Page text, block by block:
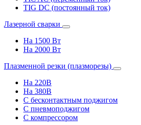
TIG DC (постоянный ток)
Лазерной сварки
На 1500 Вт
На 2000 Вт
Плазменной резки (плазморезы)
На 220В
На 380В
С бесконтактным поджигом
С пневмоподжигом
С компрессором